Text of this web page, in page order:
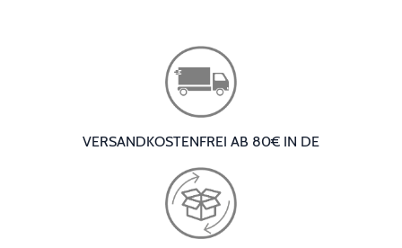
VERSANDKOSTENFREI AB 80€ IN DE